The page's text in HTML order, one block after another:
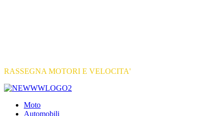
RASSEGNA MOTORI E VELOCITA'
Primary
Moto
Automobili